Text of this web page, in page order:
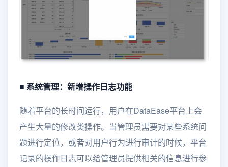
■ 系统管理：新增操作日志功能
随着平台的长时间运行，用户在DataEase平台上会
产生大量的修改类操作。当管理员需要对某些系统问
题进行定位，或者对用户行为进行审计的时候，平台
记录的操作日志可以给管理员提供相关的信息进行参